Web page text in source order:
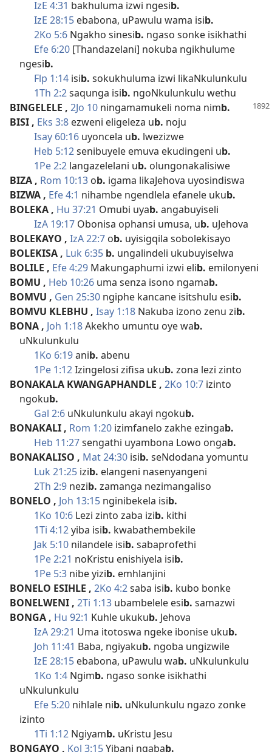
IzE 4:31 bakhuluma izwi ngesib.
IzE 28:15 ebabona, uPawulu wama isib.
2Ko 5:6 Ngakho sinesib. ngaso sonke isikhathi
Efe 6:20 [Thandazelani] nokuba ngikhulume
ngesib.
Flp 1:14 isib. sokukhuluma izwi likaNkulunkulu
1Th 2:2saqunga isib. ngoNkulunkulu wethu
BINGELELE , 2Jo 10 ningamamukeli noma nimb.
BISI , Eks 3:8 ezweni eligeleza ub. noju
Isay 60:16 uyoncela ub. lwezizwe
Heb 5:12senibuyele emuva ekudingeni ub.
1Pe 2:2 langazelelani ub. olungonakalisiwe
BIZA , Rom 10:13 ob. igama likaJehova uyosindiswa
BIZWA , Efe 4:1 nihambe ngendlela efanele ukub.
BOLEKA , Hu 37:21 Omubi uyab. angabuyiseli
IzA 19:17 Obonisa ophansi umusa, ub. uJehova
BOLEKAYO , IzA 22:7 ob. uyisigqila sobolekisayo
BOLEKISA , Luk 6:35 b. ungalindeli ukubuyiselwa
BOLILE , Efe 4:29 Makungaphumi izwi elib. emilonyeni
BOMU , Heb 10:26 uma senza isono ngamab.
BOMVU , Gen 25:30 ngiphe kancane isitshulu esib.
BOMVU KLEBHU , Isay 1:18 Nakuba izono zenu zib.
BONA , Joh 1:18Akekho umuntu oye wab.
uNkulunkulu
1Ko 6:19anib. abenu
1Pe 1:12Izingelosi zifisa ukub. zona lezi zinto
BONAKALA KWANGAPHANDLE , 2Ko 10:7 izinto
ngokub.
Gal 2:6 uNkulunkulu akayi ngokub.
BONAKALI , Rom 1:20 izimfanelo zakhe ezingab.
Heb 11:27sengathi uyambona Lowo ongab.
BONAKALISO , Mat 24:30 isib. seNdodana yomuntu
Luk 21:25 izib. elangeni nasenyangeni
2Th 2:9 nezib. zamanga nezimangaliso
BONELO , Joh 13:15 nginibekela isib.
1Ko 10:6 Lezi zinto zaba izib. kithi
1Ti 4:12yiba isib. kwabathembekile
Jak 5:10 nilandele isib. sabaprofethi
1Pe 2:21 noKristu enishiyela isib.
1Pe 5:3 nibe yizib. emhlanjini
BONELO ESIHLE , 2Ko 4:2saba isib. kubo bonke
BONELWENI , 2Ti 1:13 ubambelele esib. samazwi
BONGA , Hu 92:1 Kuhle ukukub. Jehova
IzA 29:21 Uma itotoswa ngeke ibonise ukub.
Joh 11:41 Baba, ngiyakub. ngoba ungizwile
IzE 28:15 ebabona, uPawulu wab. uNkulunkulu
1Ko 1:4 Ngimb. ngaso sonke isikhathi
uNkulunkulu
Efe 5:20 nihlale nib. uNkulunkulu ngazo zonke
izinto
1Ti 1:12 Ngiyamb. uKristu Jesu
BONGAYO , Kol 3:15Yibani ngabab.